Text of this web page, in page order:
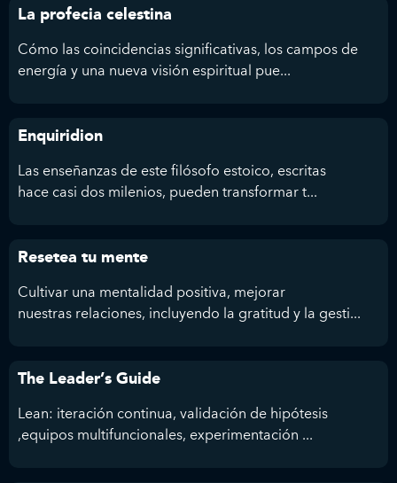
La profecia celestina
Cómo las coincidencias significativas, los campos de
energía y una nueva visión espiritual pue...
Enquiridion
Las enseñanzas de este filósofo estoico, escritas
hace casi dos milenios, pueden transformar t...
Resetea tu mente
Cultivar una mentalidad positiva, mejorar
nuestras relaciones, incluyendo la gratitud y la gesti...
The Leader’s Guide
Lean: iteración continua, validación de hipótesis
,equipos multifuncionales, experimentación ...